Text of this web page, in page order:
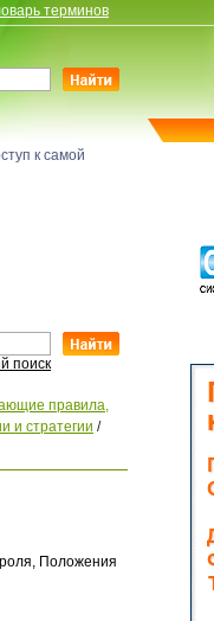
терминов
к самой
поиск
правила,
и стратегии /
Положения